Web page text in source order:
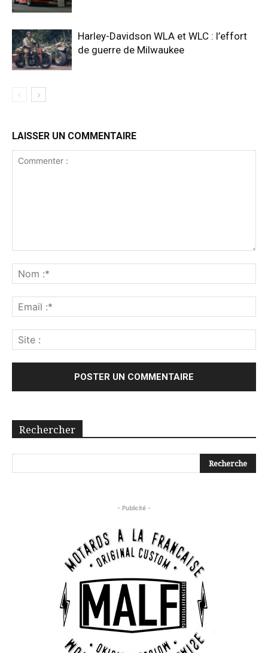
Harley-Davidson WLA et WLC : l’effort
de guerre de Milwaukee
LAISSER UN COMMENTAIRE
Rechercher
- Publicité -